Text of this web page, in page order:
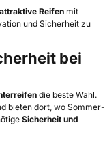
Reifen mit
und Sicherheit zu
bei
die beste Wahl.
bieten dort, wo Sommer-
Sicherheit und